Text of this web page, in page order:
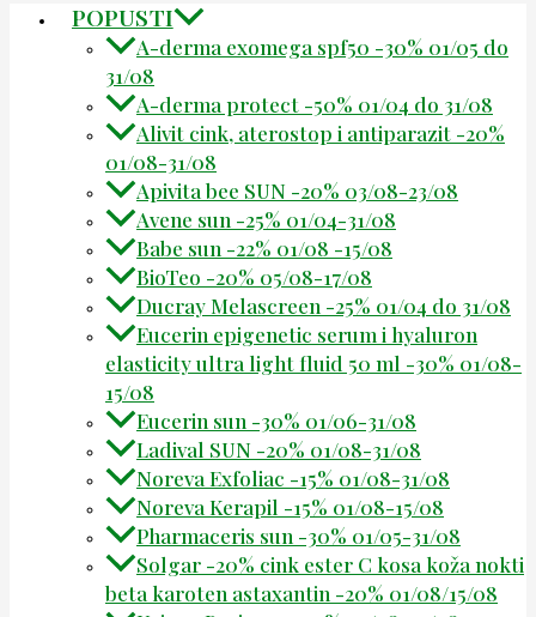
POPUSTI
A-derma exomega spf50 -30% 01/05 do
31/08
A-derma protect -50% 01/04 do 31/08
Alivit cink, aterostop i antiparazit -20%
01/08-31/08
Apivita bee SUN -20% 03/08-23/08
Avene sun -25% 01/04-31/08
Babe sun -22% 01/08 -15/08
BioTeo -20% 05/08-17/08
Ducray Melascreen -25% 01/04 do 31/08
Eucerin epigenetic serum i hyaluron
elasticity ultra light fluid 50 ml -30% 01/08-
15/08
Eucerin sun -30% 01/06-31/08
Ladival SUN -20% 01/08-31/08
Noreva Exfoliac -15% 01/08-31/08
Noreva Kerapil -15% 01/08-15/08
Pharmaceris sun -30% 01/05-31/08
Solgar -20% cink ester C kosa koža nokti
beta karoten astaxantin -20% 01/08/15/08